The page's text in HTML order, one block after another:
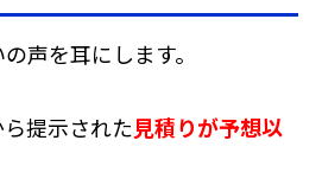
声を耳にします。
提示された見積りが予想以